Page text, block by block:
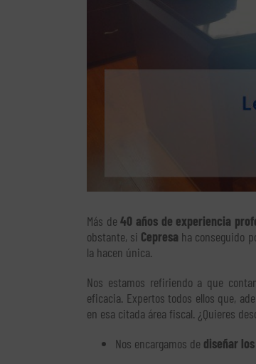
Más de40 años de experiencia
obstante, si Cepresa ha conseguido
la hacen única.
Nos estamos refiriendo a que
eficacia. Expertos todos ellos que,
en esa citada área fiscal. ¿Quieres
Nos encargamos de diseñar